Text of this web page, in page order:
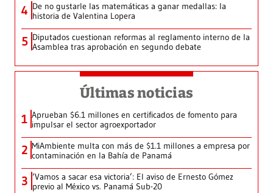
4 De no gustarle las matemáticas a ganar medallas: la
historia de Valentina Lopera
5 Diputados cuestionan reformas al reglamento interno de la
Asamblea tras aprobación en segundo debate
Últimas noticias
1 Aprueban $6.1 millones en certificados de fomento para
impulsar el sector agroexportador
2 MiAmbiente multa con más de $1.1 millones a empresa por
contaminación en la Bahía de Panamá
3 ‘Vamos a sacar esa victoria’: El aviso de Ernesto Gómez
previo al México vs. Panamá Sub-20